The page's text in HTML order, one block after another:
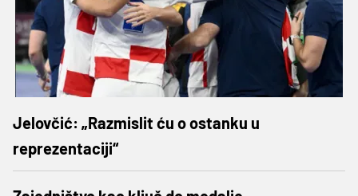
Jelovčić: „Razmislit ću o ostanku u
reprezentaciji“